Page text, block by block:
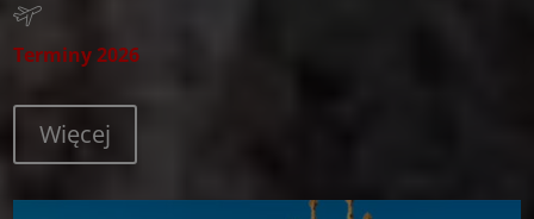
Terminy 2026
Więcej